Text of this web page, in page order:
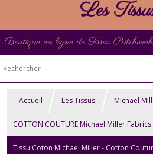
Les
Accueil Les Tissus Michael
COTTON COUTURE Michael Miller Fabrics
Tissu Coton Michael Miller - Cotton